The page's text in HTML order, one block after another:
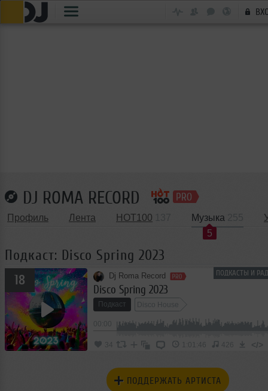
DJ ROMA RECORD
Профиль Лента HOT100
Музыка
5
Подкаст: Disco Spring 2023
ПОДКАСТЫ И
18 Dj Roma Record
Disco Spring 2023
Подкаст Disco House
34 1:01:46 426 </>
ПОДДЕРЖАТЬ АРТИСТА